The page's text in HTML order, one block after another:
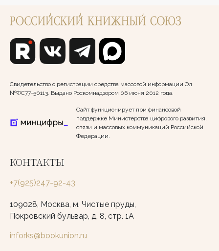
Свидетельство о регистрации средства массовой информации Эл
№ФС77-50113. Выдано Роскомнадзором 06 июня 2012 года.
Сайт функционирует при финансовой
поддержке Министерства цифрового развития,
связи и массовых коммуникаций Российской
Федерации.
КОНТАКТЫ
+7(925)247-92-43
109028, Москва, м. Чистые пруды,
Покровский бульвар, д. 8, стр. 1А
inforks@bookunion.ru